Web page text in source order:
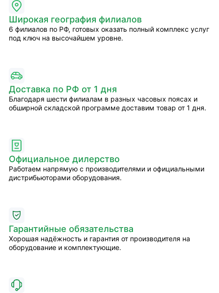
Широкая география филиалов
6 филиалов по РФ, готовых оказать полный комплекс услуг
под ключ на высочайшем уровне.
Доставка по РФ от 1 дня
Благодаря шести филиалам в разных часовых поясах и
обширной складской программе доставим товар от 1 дня.
Официальное дилерство
Работаем напрямую с производителями и официальными
дистрибьюторами оборудования.
Гарантийные обязательства
Хорошая надёжность и гарантия от производителя на
оборудование и комплектующие.